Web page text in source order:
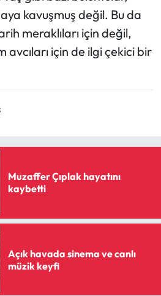
kavuşmuş değil. Bu da
meraklıları için değil,
avcıları için de ilgi çekici bir
Muzaffer Çıplak hayatını
kaybetti
Açık havada sinema ve canlı
müzik keyfi